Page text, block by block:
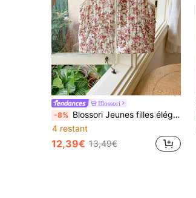
Blossori
-8% Blossori Jeunes filles élégantes françaises Gilet à capuche zippé ajusté à motif floral beige, automne/hiver
4 restant
12,39€ 13,49€